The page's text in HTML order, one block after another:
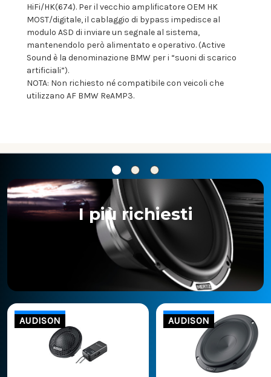
HiFi/HK(674). Per il vecchio amplificatore OEM HK
MOST/digitale, il cablaggio di bypass impedisce al
modulo ASD di inviare un segnale al sistema,
mantenendolo però alimentato e operativo. (Active
Sound è la denominazione BMW per i “suoni di scarico
artificiali”).
NOTA: Non richiesto né compatibile con veicoli che
utilizzano AF BMW ReAMP3.
I più richiesti
AUDISON AUDISON